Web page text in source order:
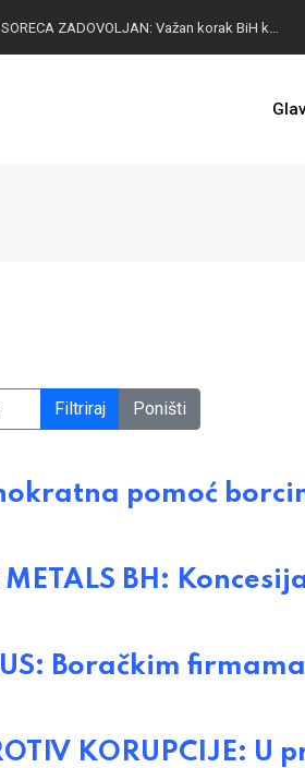
Filtriraj Poništi
pomoć
METALS BH:
Boračkim
KORUPCIJE: